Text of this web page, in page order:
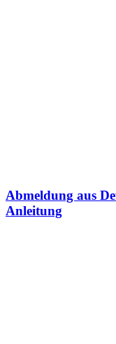
Abmeldung aus
Anleitung